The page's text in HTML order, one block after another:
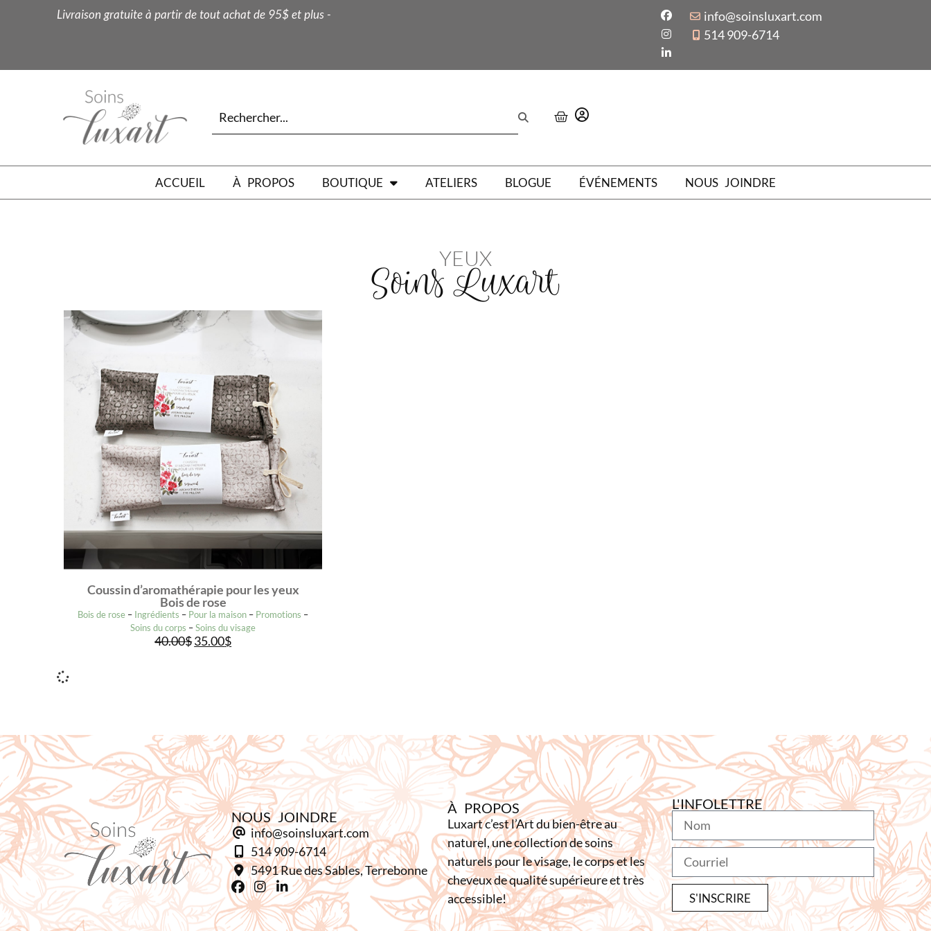
Livraison gratuite à partir de tout achat de 95$ et plus -
info@soinsluxart.com
514 909-6714
ACCUEIL À PROPOS BOUTIQUE ATELIERS BLOGUE ÉVÉNEMENTS NOUS JOINDRE
YEUX
Soins Luxart
Coussin d’aromathérapie pour les yeux
Bois de rose
Bois de rose – Ingrédients – Pour la maison – Promotions –
Soins du corps –Soins du visage
40.00$35.00$
NOUS JOINDRE
info@soinsluxart.com
514 909-6714
5491 Rue des Sables, Terrebonne
À PROPOS
Luxart c’est l’Art du bien-être au
naturel, une collection de soins
naturels pour le visage, le corps et les
cheveux de qualité supérieure et très
accessible!
L'INFOLETTRE
S'INSCRIRE